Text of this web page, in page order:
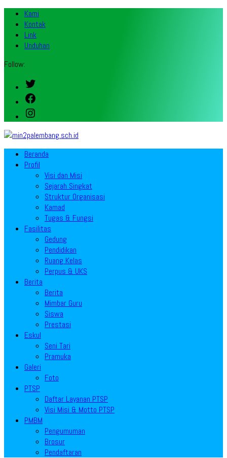
Kami
Kontak
Link
Unduhan
Follow:
Twitter
Facebook
Instagram
Beranda
Profil
Visi dan Misi
Sejarah Singkat
Struktur Organisasi
Kamad
Tugas & Fungsi
Fasilitas
Gedung
Pendidikan
Ruang Kelas
Perpus & UKS
Berita
Berita
Mimbar Guru
Siswa
Prestasi
Eskul
Seni Tari
Pramuka
Galeri
Foto
PTSP
Daftar Layanan PTSP
Visi Misi & Motto PTSP
PMBM
Pengumuman
Brosur
Pendaftaran